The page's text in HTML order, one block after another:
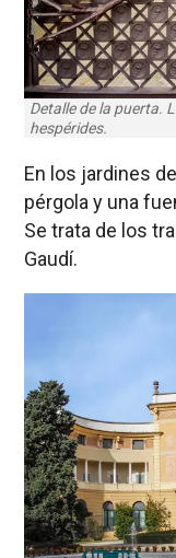
Detalle de la puerta.
hespérides.
En los jardines
pérgola y una
Se trata de los
Gaudí.